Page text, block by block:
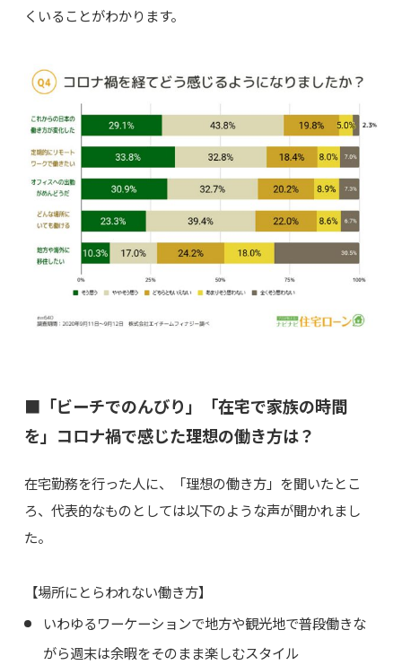
くいることがわかります。
■「ビーチでのんびり」「在宅で家族の時間
を」コロナ禍で感じた理想の働き方は？
在宅勤務を行った人に、「理想の働き方」を聞いたとこ
ろ、代表的なものとしては以下のような声が聞かれまし
た。
【場所にとらわれない働き方】
いわゆるワーケーションで地方や観光地で普段働きな
がら週末は余暇をそのまま楽しむスタイル